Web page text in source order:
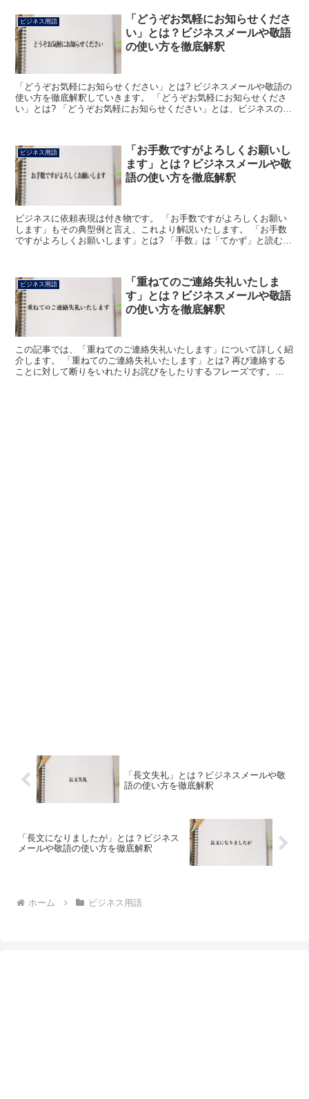
ビジネス用語
「どうぞお気軽にお知らせくださ
い」とは？ビジネスメールや敬語
の使い方を徹底解釈
「どうぞお気軽にお知らせください」とは? ビジネスメールや敬語の
使い方を徹底解釈していきます。 「どうぞお気軽にお知らせくださ
い」とは? 「どうぞお気軽にお知らせください」とは、ビジネスの場
ビジネス用語
「お手数ですがよろしくお願いし
ます」とは？ビジネスメールや敬
語の使い方を徹底解釈
ビジネスに依頼表現は付き物です。 「お手数ですがよろしくお願い
します」もその典型例と言え、これより解説いたします。 「お手数
ですがよろしくお願いします」とは? 「手数」は「てかず」と読む場
ビジネス用語
「重ねてのご連絡失礼いたしま
す」とは？ビジネスメールや敬語
の使い方を徹底解釈
この記事では、「重ねてのご連絡失礼いたします」について詳しく紹
介します。 「重ねてのご連絡失礼いたします」とは? 再び連絡する
ことに対して断りをいれたりお詫びをしたりするフレーズです。
「長文失礼」とは？ビジネスメールや敬
語の使い方を徹底解釈
「長文になりましたが」とは？ビジネス
メールや敬語の使い方を徹底解釈
ホーム ビジネス用語